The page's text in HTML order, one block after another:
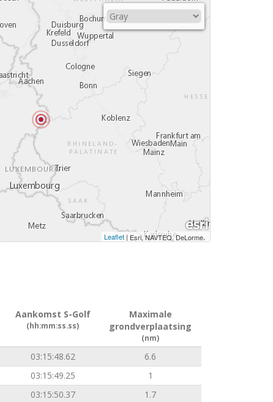
Leaflet | Esri, NAVTEQ, DeLorme,
Aankomst S-Golf
(hh:mm:ss.ss)
Maximale
grondverplaatsing
(nm)
03:15:48.62
6.6
03:15:49.25
1
03:15:50.37
1.7